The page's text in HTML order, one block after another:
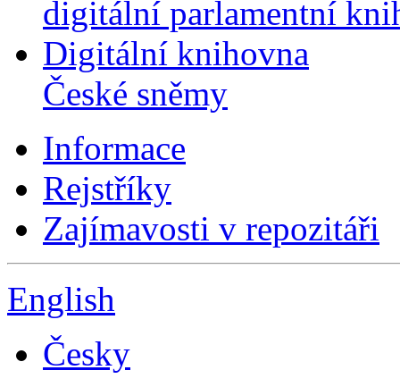
digitální parlamentní
Digitální knihovna
České sněmy
Informace
Rejstříky
Zajímavosti v repozitáři
English
Česky